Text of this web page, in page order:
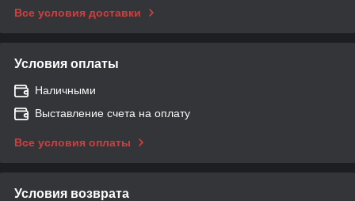
Все условия доставки
Условия оплаты
Наличными
Выставление счета на оплату
Все условия оплаты
Условия возврата